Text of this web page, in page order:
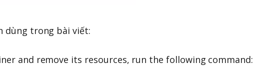
dùng trong bài viết:
and remove its resources, run the following command: